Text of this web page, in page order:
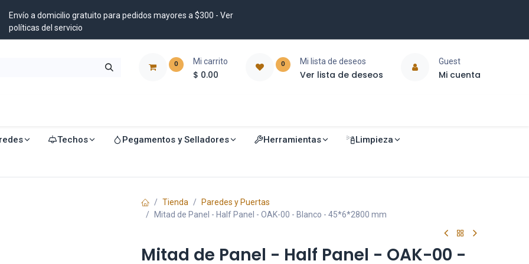
Envío a domicilio gratuito para pedidos mayores a $300 - Ver
políticas del servicio
0 Mi carrito
$ 0.00
0 Mi lista de deseos
Ver lista de deseos
Guest
Mi cuenta
Techos Pegamentos y Selladores Herramientas Limpieza
Tienda
Paredes y Puertas
Mitad de Panel - Half Panel - OAK-00 - Blanco - 45*6*2800 mm
Mitad de Panel - Half Panel - OAK-00 -